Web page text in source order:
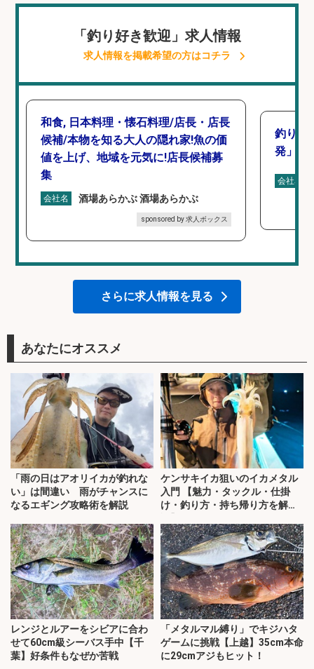
「釣り好き歓迎」求人情報
求人情報を掲載希望の方はコチラ
和食, 日本料理・懐石料理/店長・店長
候補/本物を知る大人の隠れ家!魚の価
値を上げ、地域を元気に!店長候補募
集
会社名 酒場あらかぶ 酒場あらかぶ
sponsored by 求人ボックス
釣り好
発」/
会社名
さらに求人情報を見る
あなたにオススメ
「雨の日はアオリイカが釣れな
い」は間違い 雨がチャンスに
なるエギング攻略術を解説
ケンサキイカ狙いのイカメタル
入門 【魅力・タックル・仕掛
け・釣り方・持ち帰り方を解
レンジとルアーをシビアに合わ
せて60cm級シーバス手中【千
葉】好条件もなぜか苦戦
「メタルマル縛り」でキジハタ
ゲームに挑戦【上越】35cm本命
に29cmアジもヒット！